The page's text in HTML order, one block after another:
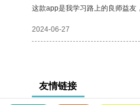
这款app是我学习路上的良师益友
2024-06-27
友情链接